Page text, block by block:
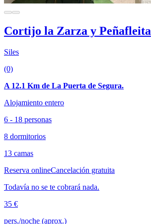
Cortijo la Zarza y Peñafleita
Siles
(0)
A 12.1 Km de La Puerta de Segura.
Alojamiento entero
6 - 18 personas
8 dormitorios
13 camas
Reserva onlineCancelación gratuita
Todavía no se te cobrará nada.
35 €
pers./noche (aprox.)